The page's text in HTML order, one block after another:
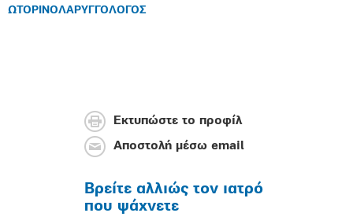
ΩΤΟΡΙΝΟΛΑΡΥΓΓΟΛΟΓΟΣ
Εκτυπώστε το προφίλ
Αποστολή μέσω email
Βρείτε αλλιώς τον ιατρό
που ψάχνετε